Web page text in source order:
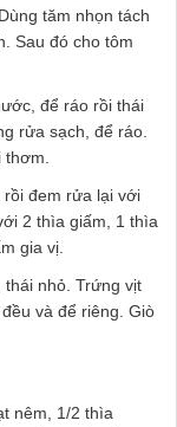
tăm nhọn tách
Sau đó cho tôm
để ráo rồi thái
rửa sạch, để ráo.
đem rửa lại với
2 thìa giấm, 1 thìa
gia vị.
nhỏ. Trứng vịt
và để riêng. Giò
nêm, 1/2 thìa